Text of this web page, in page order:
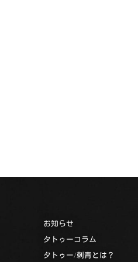
お知らせ
タトゥーコラム
タトゥー/刺青とは？